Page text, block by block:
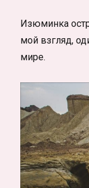
Изюминка
мой взгляд,
мире.